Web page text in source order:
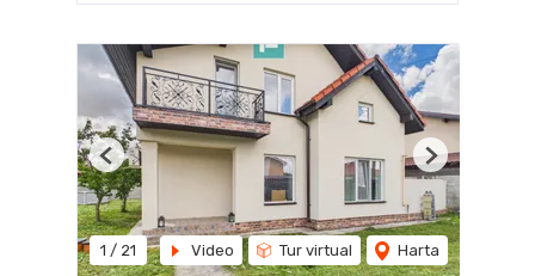
1 / 21 Video Tur virtual Harta
Previous Next